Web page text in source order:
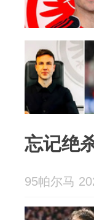
忘记绝
95帕尔马